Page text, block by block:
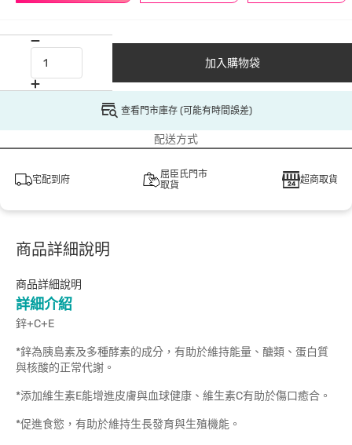
加入購物袋
查看門市庫存 (可能有時間誤差)
配送方式
宅配到府
屈臣氏門市
取貨
超商取貨
商品詳細說明
商品詳細說明
詳細介紹
鋅+C+E
*鋅為胰島素及多種酵素的成分，有助於維持能量、醣類、蛋白質
與核酸的正常代謝。
*添加維生素E能增進皮膚與血球健康、維生素C有助於傷口癒合。
*促進食慾，有助於維持生長發育與生殖機能。